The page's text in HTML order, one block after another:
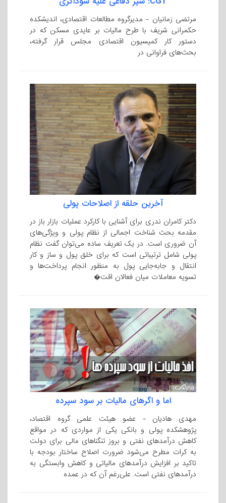
مرتضی زمانیان - مدیرگروه مطالعات اقتصادی، اندیشکده
حکمرانی شریف با طرح مالیات بر عایدی مسکن که در
دستور کار کمیسیون اقتصادی مجلس قرار گرفته،
بحث‌های فراوانی در
آخرین حلقه از اصلاحات پولی
دکتر کامران ندری برای آشنایی با کارکرد عملیات بازار باز در
مقدمه بحث شناخت اجمالی از نظام پولی و ویژگی‌های
آن ضروری است. در یک تعریف ساده می‌توان گفت نظام
پولی شامل ترتیباتی است که برای خلق پول و ساز و کار
انتقال و جابه‌جایی پول به منظور انجام پرداخت‌ها و
تسویه معاملات میان فعالان اقت�
اما و اگرهای مالیات بر سود سپرده
مهدی هادیان - عضو هیئت علمی گروه اقتصاد،
پژوهشکده پولی و بانکی یکی از مواردی که در مواقع
کاهش درآمدهای نفتی و بروز تنگناهای مالی برای دولت
به کرات مطرح می‌شود ضرورت اصلاح ساختار بودجه با
تاکید بر افزایش درآمدهای مالیاتی و کاهش وابستگی به
درآمدهای نفتی است. علی‌رغم آن که در عمده‌